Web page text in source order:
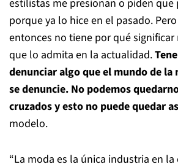
estilistas me presionan o piden que
porque ya lo hice en el pasado.
entonces no tiene por qué
que lo admita en la actualidad.
denunciar algo que el mundo de la
se denuncie. No podemos
cruzados y esto no puede quedar
modelo.
“La moda es la única industria en